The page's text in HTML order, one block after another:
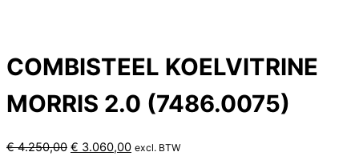
COMBISTEEL KOELVITRINE
MORRIS 2.0 (7486.0075)
€4.250,00 Oorspronkelijke
€ 3.060,00Huidige
excl. BTW